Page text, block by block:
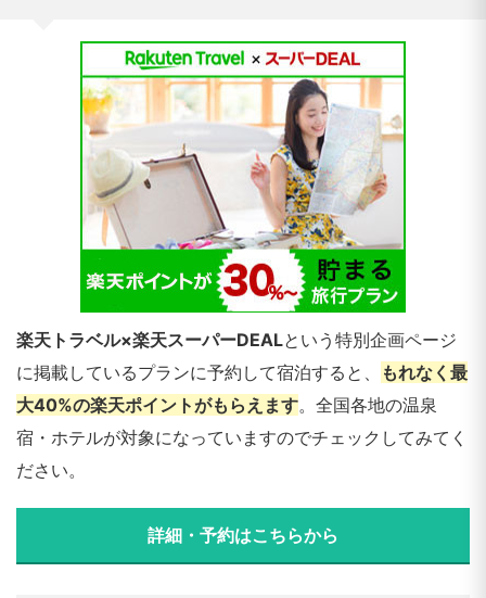
楽天トラベル×楽天スーパーDEALという特別企画ページ
に掲載しているプランに予約して宿泊すると、
もれなく最
大40%の楽天ポイントがもらえます。全国各地の温泉
宿・ホテルが対象になっていますのでチェックしてみてく
ださい。
詳細・予約はこちらから